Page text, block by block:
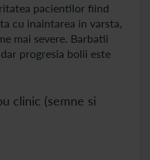
pacientilor fiind
cu inaintarea in varsta,
mai severe. Barbatii
progresia bolii este
clinic (semne si